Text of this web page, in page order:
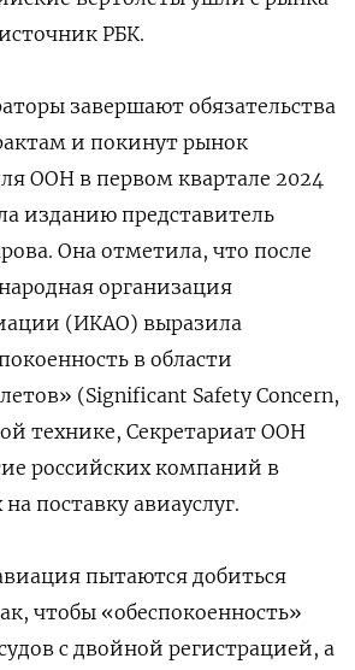
РБК.
завершают обязательства
и покинут рынок
ООН в первом квартале 2024
изданию представитель
Она отметила, что после
организация
(ИКАО) выразила
в области
(Significant Safety Concern,
технике, Секретариат ООН
российских компаний в
поставку авиауслуг.
пытаются добиться
чтобы «обеспокоенность»
с двойной регистрацией, а